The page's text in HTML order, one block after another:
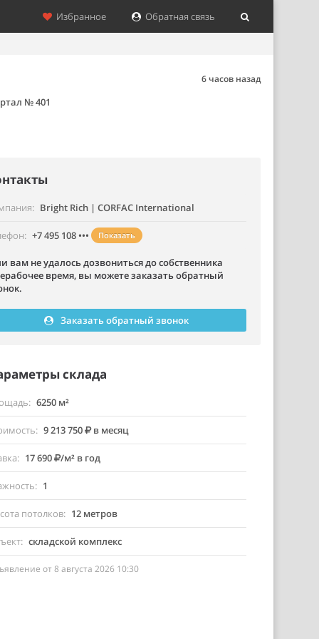
Избранное Обратная связь
6 часов назад
№ 401
Bright Rich | CORFAC International
+7 495 108 ••• Показать
вам не удалось дозвониться до собственника
время, вы можете заказать обратный
Заказать обратный звонок
склада
6250 м²
9 213 750 в месяц
17 690 /м² в год
1
потолков 12 метров
складской комплекс
от 8 августа 2026 10:30